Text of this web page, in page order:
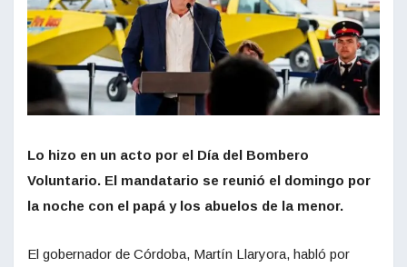
Lo hizo en un acto por el Día del Bombero
Voluntario. El mandatario se reunió el domingo por
la noche con el papá y los abuelos de la menor.
El gobernador de Córdoba, Martín Llaryora, habló por